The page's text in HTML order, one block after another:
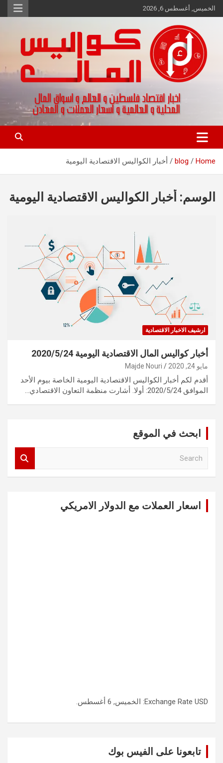
Skip
to
الخميس, أغسطس 6, 2026
كواليس المال
اخبار اقتصاد فلسطين و العالم و تقارير اسواق المال و العملات
Home
blog أخبار الكواليس الاقتصادية اليومية
الوسم: أخبار الكواليس الاقتصادية اليومية
ارشيف الاخبار الاقتصادية
أخبار كواليس المال الاقتصادية اليومية 2020/5/24
مايو 24, 2020 Majde Nouri
أقدم لكم أخبار الكواليس الاقتصادية اليومية الخاصة بيوم الأحد
الموافق 2020/5/24: أولا. أشارت منظمة التعاون الاقتصادي…
ابحث في الموقع
اسعار العملات مع الدولار الامريكي
Exchange Rate USD : الخميس, 6 أغسطس.
تابعونا على الفيس بوك